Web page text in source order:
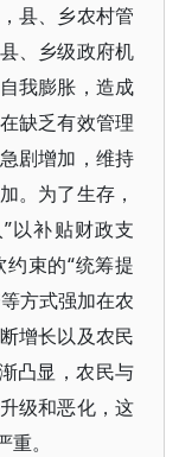
县、乡农村管
、乡级政府机
我膨胀，造成
缺乏有效管理
剧增加，维持
。为了生存，
以补贴财政支
束的“统筹提
方式强加在农
增长以及农民
凸显，农民与
级和恶化，这
。